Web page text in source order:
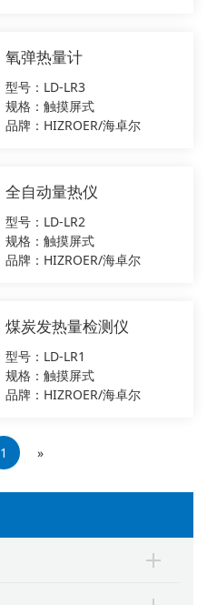
氧弹热量计
型号：LD-LR3
规格：触摸屏式
品牌：HIZROER/海卓尔
全自动量热仪
型号：LD-LR2
规格：触摸屏式
品牌：HIZROER/海卓尔
煤炭发热量检测仪
型号：LD-LR1
规格：触摸屏式
品牌：HIZROER/海卓尔
1 »